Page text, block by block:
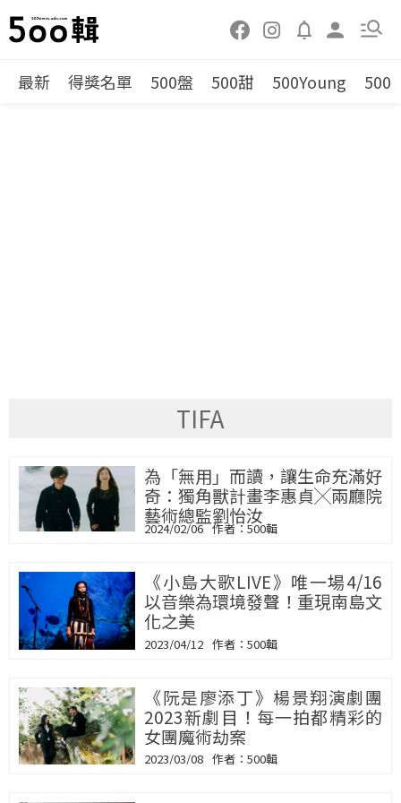
最新 得獎名單 500盤 500甜 500Young 500
TIFA
為「無用」而讀，讓生命充滿好
奇：獨角獸計畫李惠貞╳兩廳院
藝術總監劉怡汝
2024/02/06 500輯
《小島大歌LIVE》唯一場4/16
以音樂為環境發聲！重現南島文
化之美
2023/04/12 500輯
《阮是廖添丁》楊景翔演劇團
2023新劇目！每一拍都精彩的
女團魔術劫案
2023/03/08 500輯